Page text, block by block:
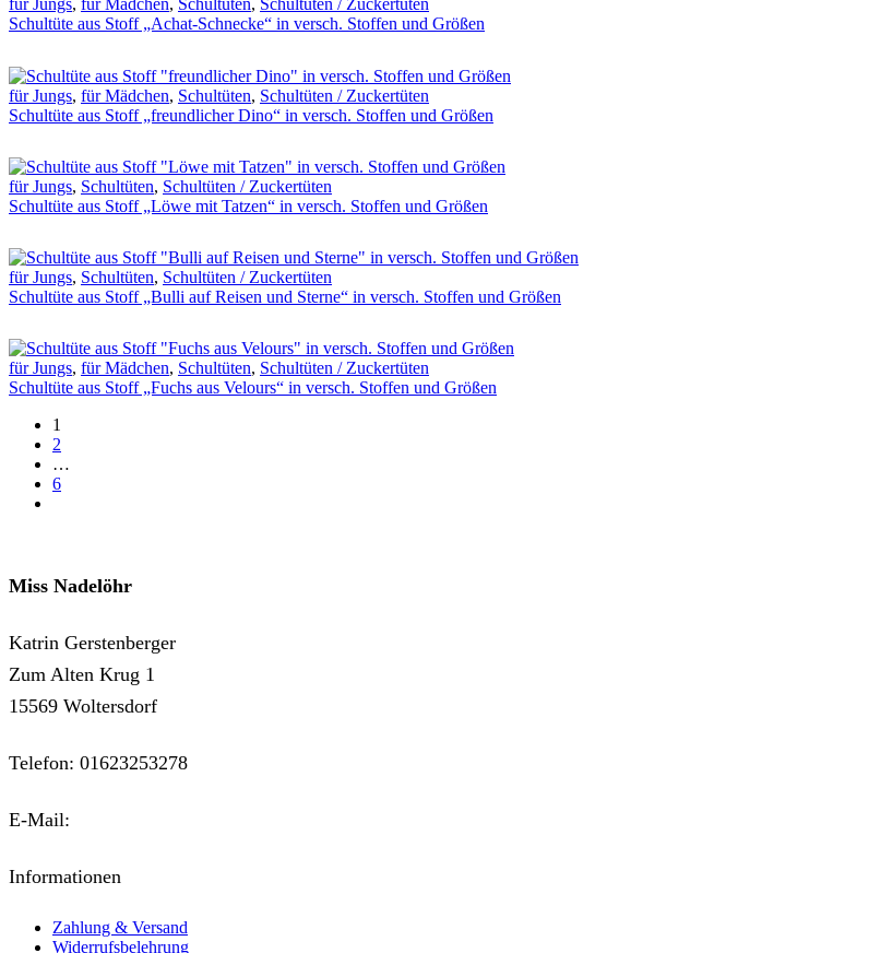
für Jungs, für Mädchen, Schultüten, Schultüten / Zuckertüten
Schultüte aus Stoff „Achat-Schnecke“ in versch. Stoffen und Größen
für Jungs, für Mädchen, Schultüten, Schultüten / Zuckertüten
Schultüte aus Stoff „freundlicher Dino“ in versch. Stoffen und Größen
für Jungs, Schultüten, Schultüten / Zuckertüten
Schultüte aus Stoff „Löwe mit Tatzen“ in versch. Stoffen und Größen
für Jungs, Schultüten, Schultüten / Zuckertüten
Schultüte aus Stoff „Bulli auf Reisen und Sterne“ in versch. Stoffen und Größen
für Jungs, für Mädchen, Schultüten, Schultüten / Zuckertüten
Schultüte aus Stoff „Fuchs aus Velours“ in versch. Stoffen und Größen
1
2
…
6
Miss Nadelöhr
Katrin Gerstenberger
Zum Alten Krug 1
15569 Woltersdorf
Telefon: 01623253278
E-Mail:
Informationen
Zahlung & Versand
Widerrufsbelehrung